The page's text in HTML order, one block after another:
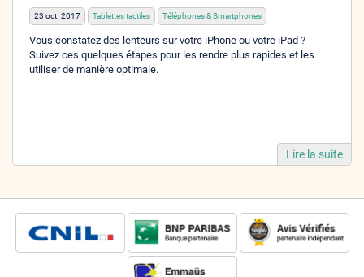
23 oct. 2017 Tablettes tactiles Téléphones & Smartphones
Vous constatez des lenteurs sur votre iPhone ou votre iPad ?
Suivez ces quelques étapes pour les rendre plus rapides et les
utiliser de manière optimale.
Lire la suite